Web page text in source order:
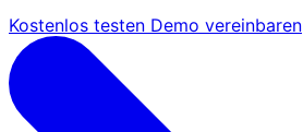
Kostenlos testen Demo vereinbaren